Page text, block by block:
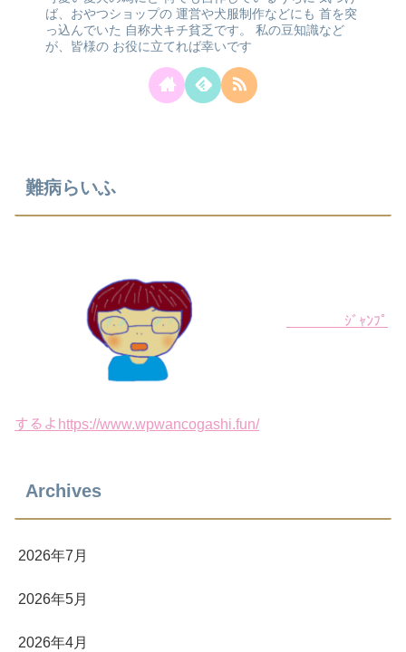
ば、おやつショップの 運営や犬服制作などにも 首を突
っ込んでいた 自称犬キチ貧乏です。
私の豆知識など
が、皆様の お役に立てれば幸いです
難病らいふ
ｼﾞｬﾝﾌﾟ
するよhttps://www.wpwancogashi.fun/
Archives
2026年7月
2026年5月
2026年4月